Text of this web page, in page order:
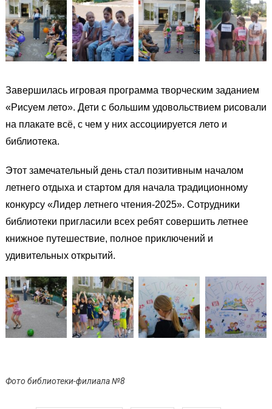
Завершилась игровая программа творческим заданием
«Рисуем лето». Дети с большим удовольствием рисовали
на плакате всё, с чем у них ассоциируется лето и
библиотека.
Этот замечательный день стал позитивным началом
летнего отдыха и стартом для начала традиционному
конкурсу«Лидер летнего чтения-2025». Сотрудники
библиотеки пригласили всех ребят совершить летнее
книжное путешествие, полное приключений и
удивительных открытий.
Фото библиотеки-филиала №8